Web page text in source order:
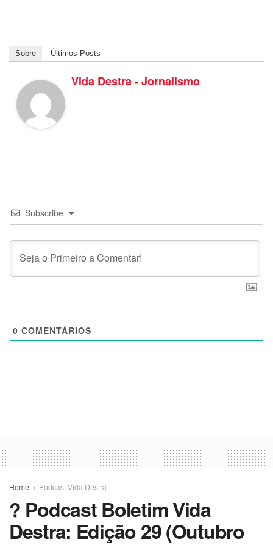
Sobre Últimos Posts
Vida Destra - Jornalismo
Subscribe
0 COMENTÁRIOS
Home Podcast Vida Destra
? Podcast Boletim Vida
Destra: Edição 29 (Outubro